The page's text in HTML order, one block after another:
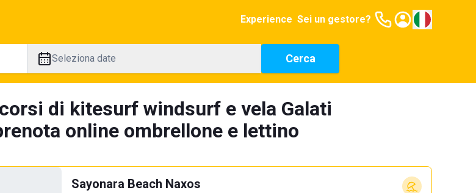
Experience Sei un gestore?
Seleziona date Cerca
di kitesurf windsurf e vela Galati
online ombrellone e lettino
Sayonara Beach Naxos